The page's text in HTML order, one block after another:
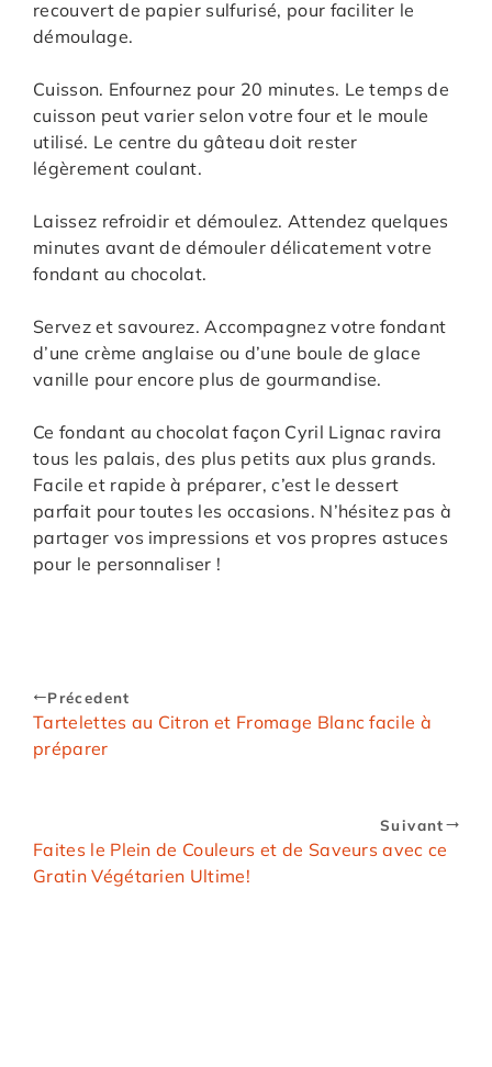
recouvert de papier sulfurisé, pour faciliter le
démoulage.
Cuisson. Enfournez pour 20 minutes. Le temps de
cuisson peut varier selon votre four et le moule
utilisé. Le centre du gâteau doit rester
légèrement coulant.
Laissez refroidir et démoulez. Attendez quelques
minutes avant de démouler délicatement votre
fondant au chocolat.
Servez et savourez. Accompagnez votre fondant
d’une crème anglaise ou d’une boule de glace
vanille pour encore plus de gourmandise.
Ce fondant au chocolat façon Cyril Lignac ravira
tous les palais, des plus petits aux plus grands.
Facile et rapide à préparer, c’est le dessert
parfait pour toutes les occasions. N’hésitez pas à
partager vos impressions et vos propres astuces
pour le personnaliser !
Précedent
Tartelettes au Citron et Fromage Blanc facile à
préparer
Suivant
Faites le Plein de Couleurs et de Saveurs avec ce
Gratin Végétarien Ultime!